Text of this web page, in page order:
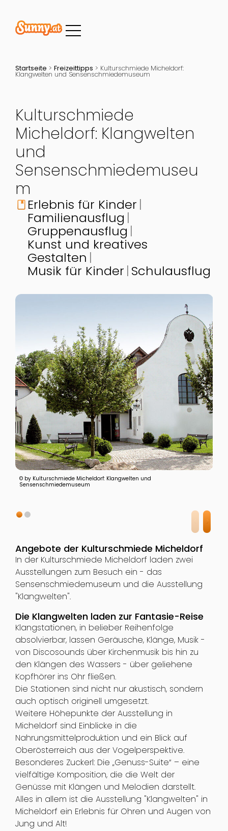
Startseite > Freizeittipps > Kulturschmiede Micheldorf:
Klangwelten und Sensenschmiedemuseum
Kulturschmiede
Micheldorf: Klangwelten
und
Sensenschmiedemuseu
m
book Erlebnis für Kinder
Familienausflug
Gruppenausflug
Kunst und kreatives
Gestalten
Musik für Kinder Schulausflug
© by Kulturschmiede Micheldorf: Klangwelten und
Sensenschmiedemuseum
Angebote der Kulturschmiede Micheldorf
In der Kulturschmiede Micheldorf laden zwei
Ausstellungen zum Besuch ein - das
Sensenschmiedemuseum und die Ausstellung
"Klangwelten".
Die Klangwelten laden zur Fantasie-Reise
Klangstationen, in belieber Reihenfolge
absolvierbar, lassen Geräusche, Klänge, Musik -
von Discosounds über Kirchenmusik bis hin zu
den Klängen des Wassers - über geliehene
Kopfhörer ins Ohr fließen.
Die Stationen sind nicht nur akustisch, sondern
auch optisch originell umgesetzt.
Weitere Höhepunkte der Ausstellung in
Micheldorf sind Einblicke in die
Nahrungsmittelproduktion und ein Blick auf
Oberösterreich aus der Vogelperspektive.
Besonderes Zuckerl: Die „Genuss-Suite“ – eine
vielfältige Komposition, die die Welt der
Genüsse mit Klängen und Melodien darstellt.
Alles in allem ist die Ausstellung "Klangwelten" in
Micheldorf ein Erlebnis für Ohren und Augen von
Jung und Alt!